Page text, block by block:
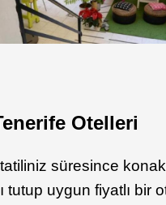
Otelleri
süresince
tutup uygun fiyatlı bir